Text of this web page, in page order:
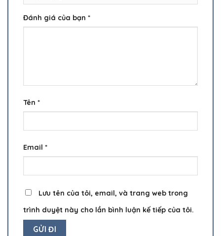
Đánh giá của bạn *
Tên *
Email *
Lưu tên của tôi, email, và trang web trong
trình duyệt này cho lần bình luận kế tiếp của tôi.